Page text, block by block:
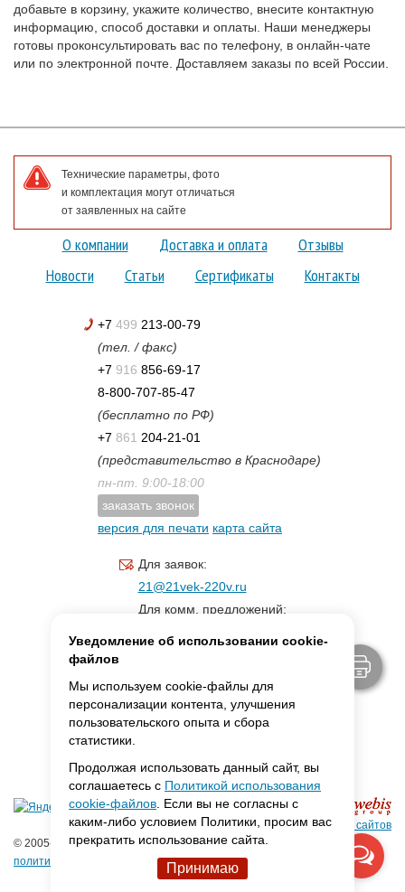
добавьте в корзину, укажите количество, внесите контактную
информацию, способ доставки и оплаты. Наши менеджеры
готовы проконсультировать вас по телефону, в онлайн-чате
или по электронной почте. Доставляем заказы по всей России.
Технические параметры, фото
и комплектация могут отличаться
от заявленных на сайте
О компании Доставка и оплата
Отзывы
Новости
Статьи Сертификаты Контакты
+7 499 213-00-79
(тел. / факс)
+7 916 856-69-17
8-800-707-85-47
(бесплатно по РФ)
+7 861 204-21-01
(представительство в Краснодаре)
пн-пт. 9:00-18:00
заказать звонок
версия для печати карта сайта
Для заявок:
21@21vek-220v.ru
Для комм. предложений:
© 2005-2026 ООО «Фарадей»
политика конфиденциальности
Создание сайтов
Уведомление об использовании cookie-
файлов
Мы используем cookie-файлы для
персонализации контента, улучшения
пользовательского опыта и сбора
статистики.
Продолжая использовать данный сайт, вы
соглашаетесь с Политикой использования
cookie-файлов . Если вы не согласны с
каким-либо условием Политики, просим вас
прекратить использование сайта.
Принимаю